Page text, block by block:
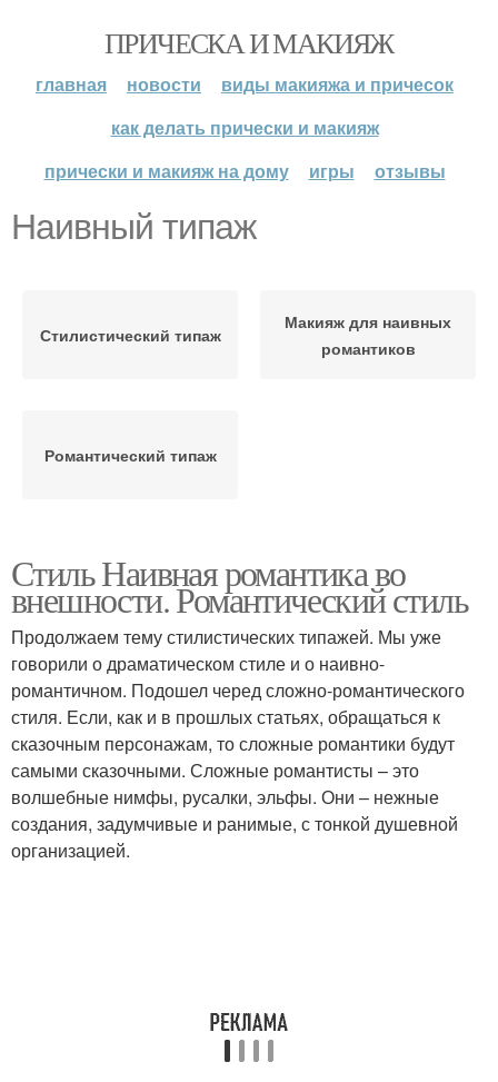
ПРИЧЕСКА И МАКИЯЖ
главная новости
виды макияжа и причесок
как делать прически и макияж
прически и макияж на дому
игры отзывы
Наивный типаж
Стилистический типаж
Макияж для наивных
романтиков
Романтический типаж
Стиль Наивная романтика во
внешности. Романтический стиль
Продолжаем тему стилистических типажей. Мы уже
говорили о драматическом стиле и о наивно-
романтичном. Подошел черед сложно-романтического
стиля. Если, как и в прошлых статьях, обращаться к
сказочным персонажам, то сложные романтики будут
самыми сказочными. Сложные романтисты – это
волшебные нимфы, русалки, эльфы. Они – нежные
создания, задумчивые и ранимые, с тонкой душевной
организацией.